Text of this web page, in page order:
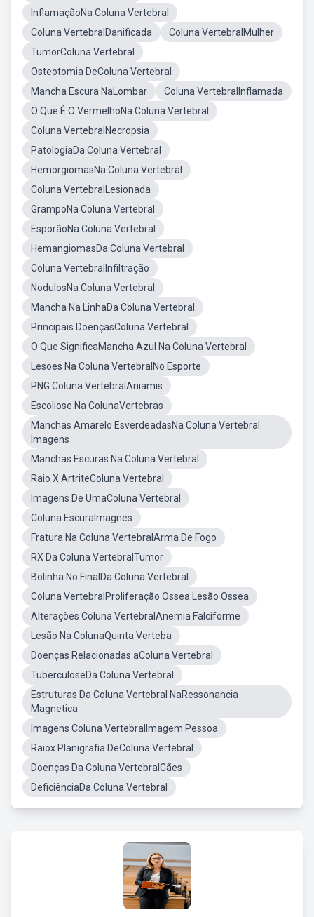
InflamaçãoNa Coluna Vertebral
Coluna VertebralDanificada
Coluna VertebralMulher
TumorColuna Vertebral
Osteotomia DeColuna Vertebral
Mancha Escura NaLombar
Coluna VertebralInflamada
O Que É O VermelhoNa Coluna Vertebral
Coluna VertebralNecropsia
PatologiaDa Coluna Vertebral
HemorgiomasNa Coluna Vertebral
Coluna VertebralLesionada
GrampoNa Coluna Vertebral
EsporãoNa Coluna Vertebral
HemangiomasDa Coluna Vertebral
Coluna VertebralInfiltração
NodulosNa Coluna Vertebral
Mancha Na LinhaDa Coluna Vertebral
Principais DoençasColuna Vertebral
O Que SignificaMancha Azul Na Coluna Vertebral
Lesoes Na Coluna VertebralNo Esporte
PNG Coluna VertebralAniamis
Escoliose Na ColunaVertebras
Manchas Amarelo EsverdeadasNa Coluna Vertebral
Imagens
Manchas Escuras Na Coluna Vertebral
Raio X ArtriteColuna Vertebral
Imagens De UmaColuna Vertebral
Coluna EscuraImagnes
Fratura Na Coluna VertebralArma De Fogo
RX Da Coluna VertebralTumor
Bolinha No FinalDa Coluna Vertebral
Coluna VertebralProliferação Ossea Lesão Ossea
Alterações Coluna VertebralAnemia Falciforme
Lesão Na ColunaQuinta Verteba
Doenças Relacionadas aColuna Vertebral
TuberculoseDa Coluna Vertebral
Estruturas Da Coluna Vertebral NaRessonancia
Magnetica
Imagens Coluna VertebralImagem Pessoa
Raiox Planigrafia DeColuna Vertebral
Doenças Da Coluna VertebralCães
DeficiênciaDa Coluna Vertebral